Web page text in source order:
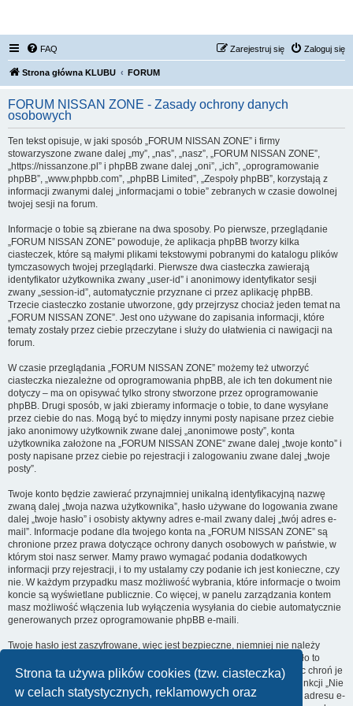
Strona ta używa plików cookies (tzw. ciasteczka)
w celach statystycznych, reklamowych oraz
FAQ Zaloguj się
Zarejestruj się
Strona główna KLUBU FORUM
FORUM NISSAN ZONE - Zasady ochrony danych
osobowych
Ten tekst opisuje, w jaki sposób „FORUM NISSAN ZONE” i firmy
stowarzyszone zwane dalej „my”, „nas”, „nasz”, „FORUM NISSAN ZONE”,
„https://nissanzone.pl” i phpBB zwane dalej „oni”, „ich”, „oprogramowanie
phpBB”, „www.phpbb.com”, „phpBB Limited”, „Zespoły phpBB”, korzystają z
informacji zwanymi dalej „informacjami o tobie” zebranych w czasie dowolnej
twojej sesji na forum.
Informacje o tobie są zbierane na dwa sposoby. Po pierwsze, przeglądanie
„FORUM NISSAN ZONE” powoduje, że aplikacja phpBB tworzy kilka
ciasteczek, które są małymi plikami tekstowymi pobranymi do katalogu plików
tymczasowych twojej przeglądarki. Pierwsze dwa ciasteczka zawierają
identyfikator użytkownika zwany „user-id” i anonimowy identyfikator sesji
zwany „session-id”, automatycznie przyznane ci przez aplikację phpBB.
Trzecie ciasteczko zostanie utworzone, gdy przejrzysz chociaż jeden temat na
„FORUM NISSAN ZONE”. Jest ono używane do zapisania informacji, które
tematy zostały przez ciebie przeczytane i służy do ułatwienia ci nawigacji na
forum.
W czasie przeglądania „FORUM NISSAN ZONE” możemy też utworzyć
ciasteczka niezależne od oprogramowania phpBB, ale ich ten dokument nie
dotyczy – ma on opisywać tylko strony stworzone przez oprogramowanie
phpBB. Drugi sposób, w jaki zbieramy informacje o tobie, to dane wysyłane
przez ciebie do nas. Mogą być to między innymi posty napisane przez ciebie
jako anonimowy użytkownik zwane dalej „anonimowe posty”, konta
użytkownika założone na „FORUM NISSAN ZONE” zwane dalej „twoje konto” i
posty napisane przez ciebie po rejestracji i zalogowaniu zwane dalej „twoje
posty”.
Twoje konto będzie zawierać przynajmniej unikalną identyfikacyjną nazwę
zwaną dalej „twoja nazwa użytkownika”, hasło używane do logowania zwane
dalej „twoje hasło” i osobisty aktywny adres e-mail zwany dalej „twój adres e-
mail”. Informacje podane dla twojego konta na „FORUM NISSAN ZONE” są
chronione przez prawa dotyczące ochrony danych osobowych w państwie, w
którym stoi nasz serwer. Mamy prawo wymagać podania dodatkowych
informacji przy rejestracji, i to my ustalamy czy podanie ich jest konieczne, czy
nie. W każdym przypadku masz możliwość wybrania, które informacje o twoim
koncie są wyświetlane publicznie. Co więcej, w panelu zarządzania kontem
masz możliwość włączenia lub wyłączenia wysyłania do ciebie automatycznie
generowanych przez oprogramowanie phpBB e-maili.
Twoje hasło jest zaszyfrowane, więc jest bezpieczne, niemniej nie należy
używać tego samego hasła na różnych witrynach internetowych. Hasło to
umożliwia dostęp do twojego konta na „FORUM NISSAN ZONE”, więc chroń je
i w żadnym wypadku nie podawaj
. Jeśli je zapomnisz, użyj funkcji „Nie
pamiętam hasła”. Witryna poprosi cię o podanie nazwy użytkownika i adresu e-